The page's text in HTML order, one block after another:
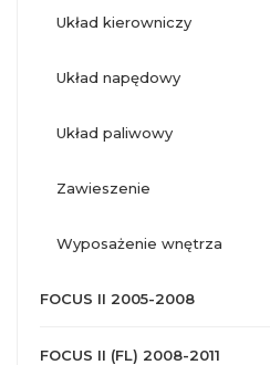
układ kierowniczy
układ napędowy
układ paliwowy
zawieszenie
wyposażenie wnętrza
FOCUS II 2005-2008
FOCUS II (FL) 2008-2011